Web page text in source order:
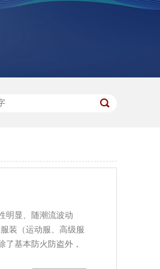
明显、随潮流波动
装（运动服、高级服
了基本防火防盗外，